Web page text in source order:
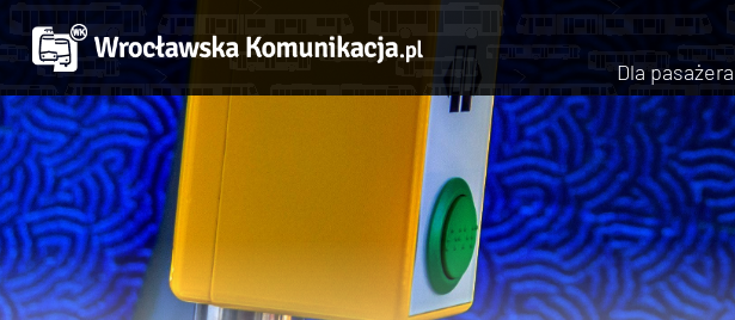
Dla pasażera